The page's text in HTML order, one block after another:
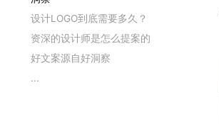
设计LOGO到底需要多久？
资深的设计师是怎么提案的
好文案源自好洞察
...